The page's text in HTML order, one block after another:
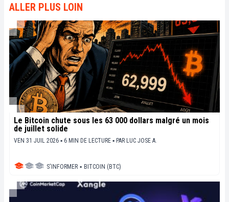
sociétaux de cette révolution en marche.
ALLER PLUS LOIN
Le Bitcoin chute sous les 63 000 dollars malgré un mois
de juillet solide
VEN 31 JUIL 2026 ▪ 6 MIN DE LECTURE ▪ PAR LUC JOSE A.
S'INFORMER ▪ BITCOIN (BTC)